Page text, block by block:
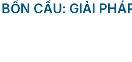
CẦU: GIẢI